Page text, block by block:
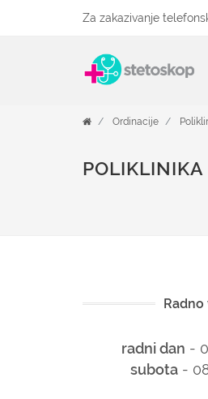
Za zakazivanje
Ordinacije
radni dan -
subota -